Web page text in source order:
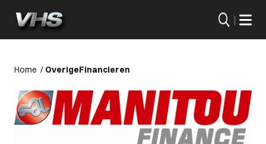
|
Home / OverigeFinancieren